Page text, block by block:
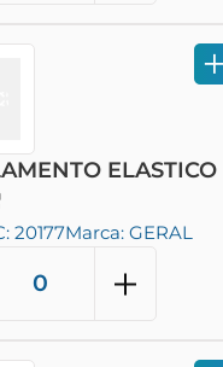
20177Marca: GERAL